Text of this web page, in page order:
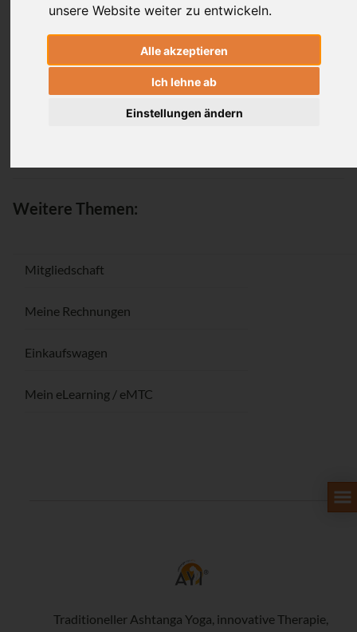
unsere Website weiter zu entwickeln.
Alle akzeptieren
Ich lehne ab
Einstellungen ändern
Passwort vergessen / Registrieren
Weitere Themen:
Mitgliedschaft
Meine Rechnungen
Einkaufswagen
Mein eLearning / eMTC
Traditioneller Ashtanga Yoga, innovative Therapie,